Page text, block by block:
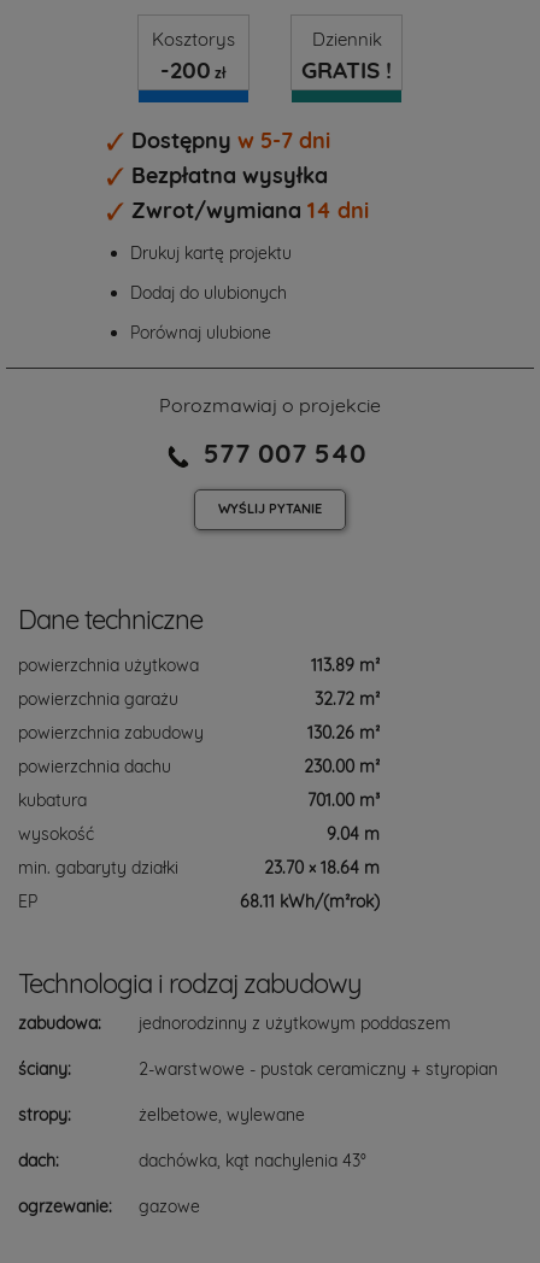
Kosztorys
-200 zł
Dziennik
GRATIS !
Dostępny w 5-7 dni
Bezpłatna wysyłka
Zwrot/wymiana 14 dni
Drukuj kartę projektu
Dodaj do ulubionych
Porównaj ulubione
Porozmawiaj o projekcie
577 007 540
WYŚLIJ PYTANIE
Dane techniczne
powierzchnia użytkowa
113.89 m²
powierzchnia garażu
32.72 m²
powierzchnia zabudowy
130.26 m²
powierzchnia dachu
230.00 m²
kubatura
701.00 m³
wysokość
9.04 m
min. gabaryty działki
23.70 × 18.64 m
EP
68.11 kWh/(m²rok)
Technologia i rodzaj zabudowy
zabudowa: jednorodzinny z użytkowym poddaszem
ściany: 2-warstwowe - pustak ceramiczny + styropian
stropy: żelbetowe, wylewane
dach: dachówka, kąt nachylenia 43°
ogrzewanie: gazowe